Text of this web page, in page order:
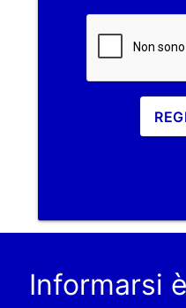
Informarsi